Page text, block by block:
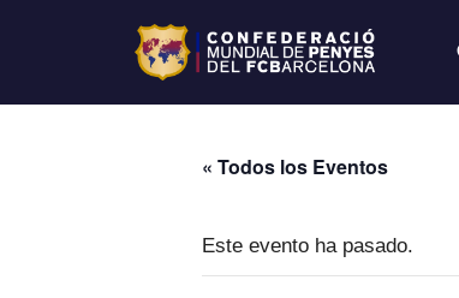
« Todos los Eventos
Este evento ha pasado.